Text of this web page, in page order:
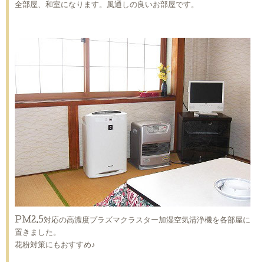
全部屋、和室になります。風通しの良いお部屋です。
PM2.5対応の高濃度プラズマクラスター加湿空気清浄機を各部屋に
置きました。
花粉対策にもおすすめ♪